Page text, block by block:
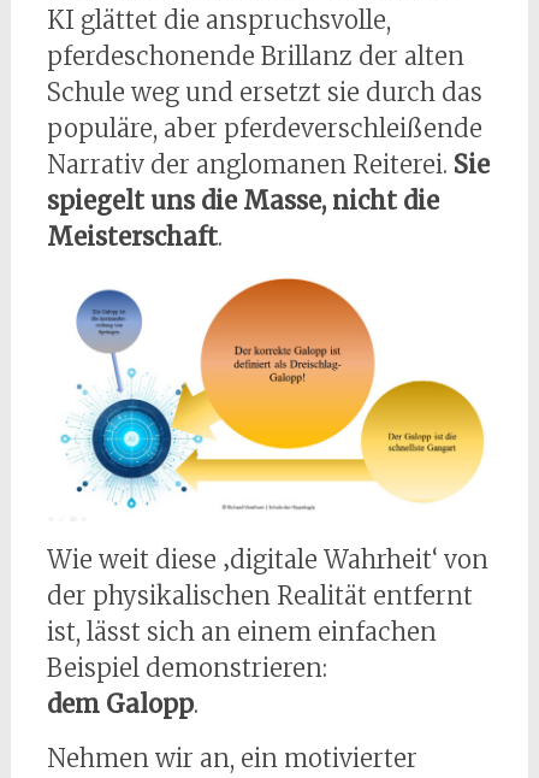
KI glättet die anspruchsvolle,
pferdeschonende Brillanz der alten
Schule weg und ersetzt sie durch das
populäre, aber pferdeverschleißende
Narrativ der anglomanen Reiterei. Sie
spiegelt uns die Masse, nicht die
Meisterschaft.
Wie weit diese ‚digitale Wahrheit‘ von
der physikalischen Realität entfernt
ist, lässt sich an einem einfachen
Beispiel demonstrieren:
dem Galopp.
Nehmen wir an, ein motivierter